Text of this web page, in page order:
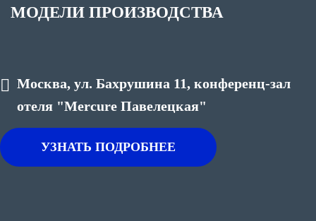
МОДЕЛИ ПРОИЗВОДСТВА
Москва, ул. Бахрушина 11, конференц-зал
отеля "Mercure Павелецкая"
УЗНАТЬ ПОДРОБНЕЕ